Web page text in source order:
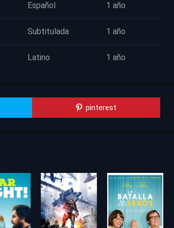
Español 1 año
Subtitulada 1 año
Latino 1 año
pinterest